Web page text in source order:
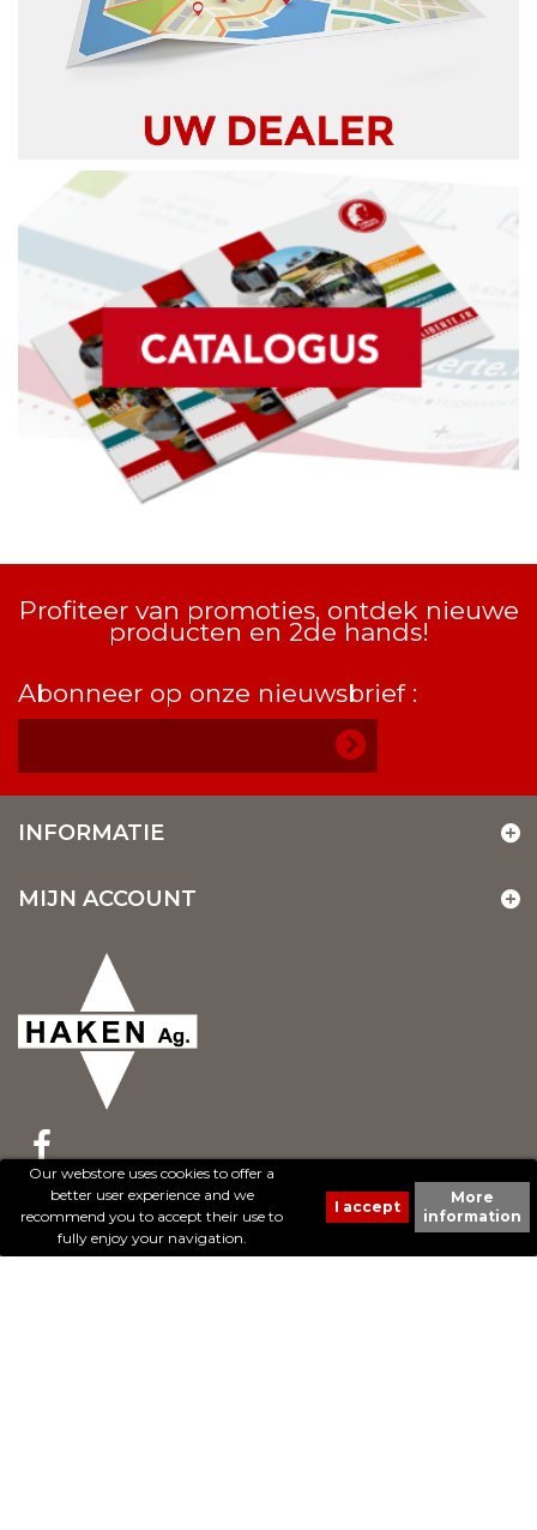
Our webstore uses cookies to offer a
better user experience and we
recommend you to accept their use to
fully enjoy your navigation.
More
information
Profiteer van promoties, ontdek nieuwe
producten en 2de hands!
Abonneer op onze nieuwsbrief :
INFORMATIE
MIJN ACCOUNT
© 2017 - Cheval Liberté. Tous droits réservés.
Création de sites Internet | ProduWeb